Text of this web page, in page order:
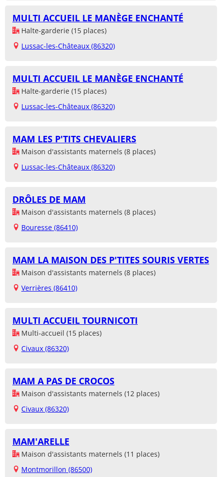
MULTI ACCUEIL LE MANÈGE ENCHANTÉ
Halte-garderie (15 places)
Lussac-les-Châteaux (86320)
MULTI ACCUEIL LE MANÈGE ENCHANTÉ
Halte-garderie (15 places)
Lussac-les-Châteaux (86320)
MAM LES P'TITS CHEVALIERS
Maison d'assistants maternels (8 places)
Lussac-les-Châteaux (86320)
DRÔLES DE MAM
Maison d'assistants maternels (8 places)
Bouresse (86410)
MAM LA MAISON DES P'TITES SOURIS VERTES
Maison d'assistants maternels (8 places)
Verrières (86410)
MULTI ACCUEIL TOURNICOTI
Multi-accueil (15 places)
Civaux (86320)
MAM A PAS DE CROCOS
Maison d'assistants maternels (12 places)
Civaux (86320)
MAM'ARELLE
Maison d'assistants maternels (11 places)
Montmorillon (86500)